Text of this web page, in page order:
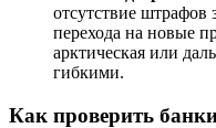
отсутствие штрафов
перехода на новые
арктическая или
гибкими.
Как проверить